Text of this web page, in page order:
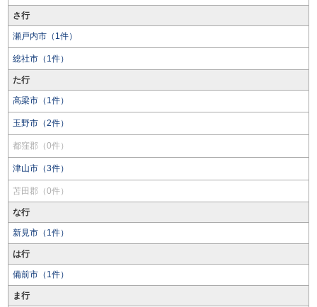
さ行
瀬戸内市（1件）
総社市（1件）
た行
高梁市（1件）
玉野市（2件）
都窪郡（0件）
津山市（3件）
苫田郡（0件）
な行
新見市（1件）
は行
備前市（1件）
ま行